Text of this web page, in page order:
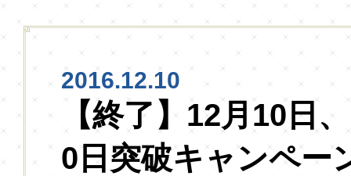
2016.12.10
【終了】12月10日
0日突破キャンペー